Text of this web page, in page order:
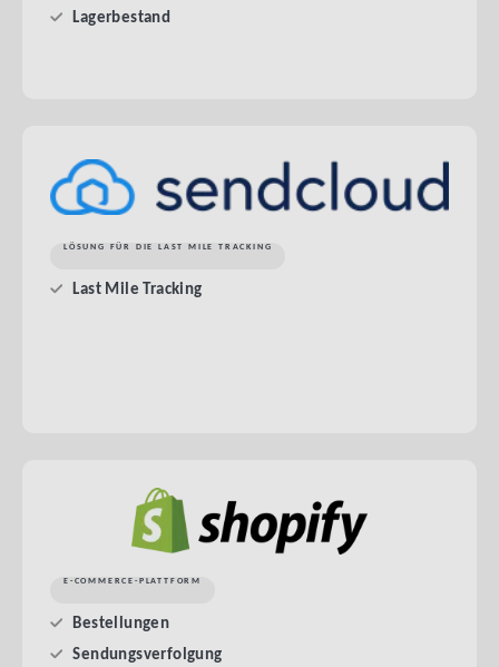
Lagerbestand
LÖSUNG FÜR DIE LAST MILE TRACKING
Last Mile Tracking
E-COMMERCE-PLATTFORM
Bestellungen
Sendungsverfolgung